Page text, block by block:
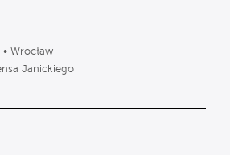
Wrocław
Janickiego